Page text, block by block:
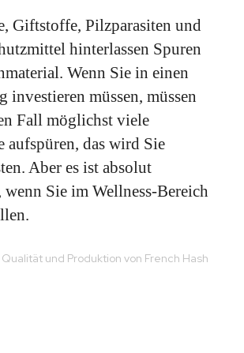
Giftstoffe, Pilzparasiten und
hinterlassen Spuren
Wenn Sie in einen
investieren müssen, müssen
Fall möglichst viele
aufspüren, das wird Sie
Aber es ist absolut
Sie im Wellness-Bereich
Qualität und Produktion von French Hash